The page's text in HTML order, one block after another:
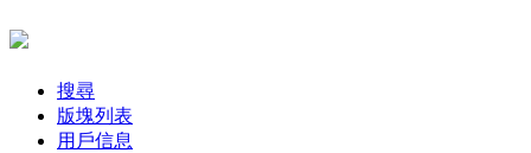
搜尋
版塊列表
用戶信息